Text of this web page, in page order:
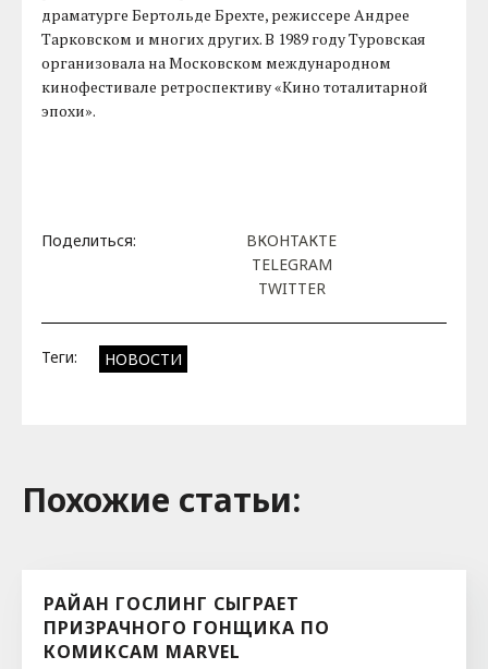
драматурге Бертольде Брехте, режиссере Андрее
Тарковском и многих других. В 1989 году Туровская
организовала на Московском международном
кинофестивале ретроспективу «Кино тоталитарной
эпохи».
Поделиться:
ВКОНТАКТЕ
TELEGRAM
TWITTER
Теги: НОВОСТИ
Похожие cтатьи:
РАЙАН ГОСЛИНГ СЫГРАЕТ
ПРИЗРАЧНОГО ГОНЩИКА ПО
КОМИКСАМ MARVEL